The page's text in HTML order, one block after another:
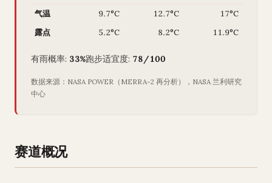
气温 9.7°C 12.7°C
17°C
露点
5.2°C 8.2°C 11.9°C
有雨概率: 33%跑步适宜度: 78/100
数据来源：NASA POWER（MERRA-2 再分析），NASA 兰利研究
中心
赛道概况